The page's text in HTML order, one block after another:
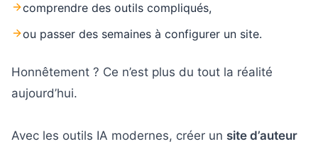
comprendre des outils compliqués,
ou passer des semaines à configurer un site.
Honnêtement ? Ce n’est plus du tout la réalité
aujourd’hui.
Avec les outils IA modernes, créer un site d’auteur